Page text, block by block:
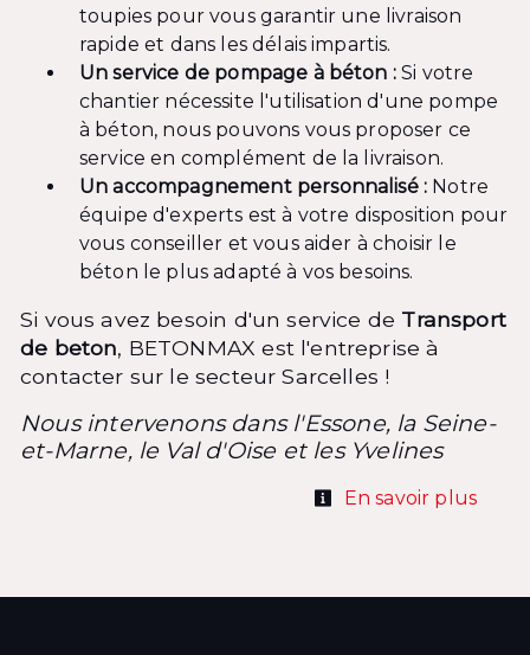
toupies pour vous garantir une livraison
rapide et dans les délais impartis.
Un service de pompage à béton :Si votre
chantier nécessite l'utilisation d'une pompe
à béton, nous pouvons vous proposer ce
service en complément de la livraison.
Un accompagnement personnalisé : Notre
équipe d'experts est à votre disposition pour
vous conseiller et vous aider à choisir le
béton le plus adapté à vos besoins.
Si vous avez besoin d'un service de Transport
de beton, BETONMAX est l'entreprise à
contacter sur le secteur Sarcelles !
Nous intervenons dans l'Essone, la Seine-
et-Marne, le Val d'Oise et les Yvelines
En savoir plus